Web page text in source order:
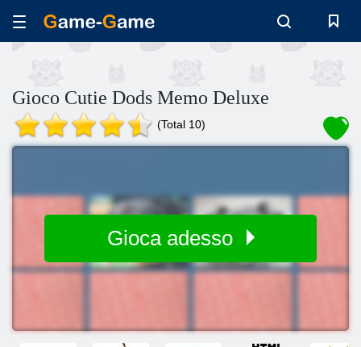
Gioco Cutie Dods Memo Deluxe
(Total 10)
Gioca adesso